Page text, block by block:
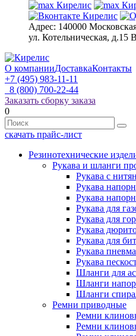
Адрес: 140000
ул. Котельническая, д.15 В
О компанииДоставкаКонтакты
+7 (495) 983-11-11
8 (800) 700-22-44
Заказать сборку заказа
0
скачать прайс-лист
Резинотехнические
Рукава и шланги
Рукава с
Рукава
Рукава
Рукава для
Рукава для
Рукава
Рукава для
Рукава
Рукава
Шланги для
Шланги
Шланги
Ремни приводные
Ремни
Ремни